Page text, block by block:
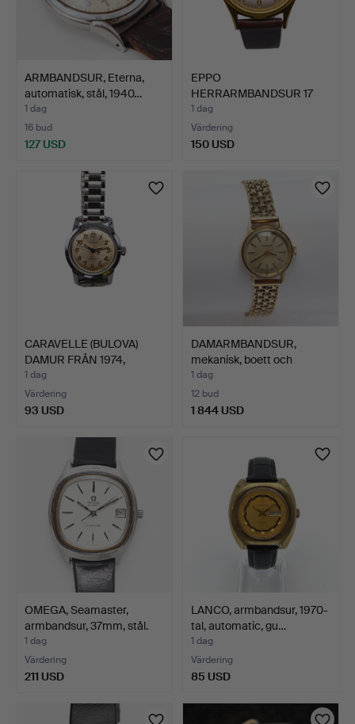
ARMBANDSUR, Eterna,
automatisk, stål, 1940…
1 dag
16 bud
127 USD
EPPO
HERRARMBANDSUR 17
JEWELS SHOCKPROOF.
1 dag
Värdering
150 USD
CARAVELLE (BULOVA)
DAMUR FRÅN 1974,
CHAMPA…
1 dag
Värdering
93 USD
DAMARMBANDSUR,
mekanisk, boett och
armband…
1 dag
12 bud
1 844 USD
OMEGA, Seamaster,
armbandsur, 37mm, stål.
1 dag
Värdering
211 USD
LANCO, armbandsur, 1970-
tal, automatic, gu…
1 dag
Värdering
85 USD